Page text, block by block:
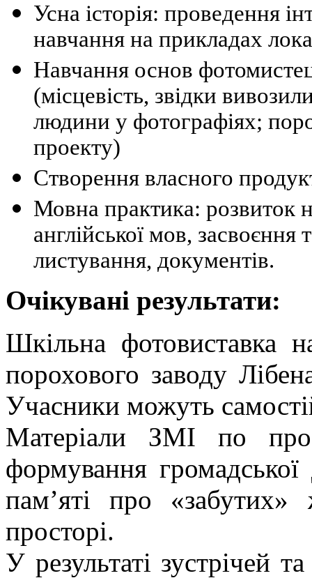
Усна історія: проведення
навчання на прикладах
Навчання основ
(місцевість, звідки
людини у фотографіях;
проекту)
Створення власного
Мовна практика: розвиток
англійської мов,
листування, документів.
Очікувані результати:
Шкільна фотовиставка
порохового заводу
Учасники можуть
Матеріали ЗМІ по
формування громадської
пам’яті про
просторі.
У результаті зустрічей